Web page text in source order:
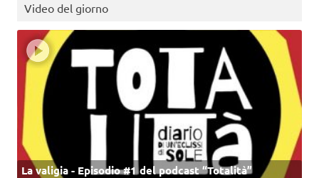
Video del giorno
La valigia - Episodio #1 del podcast “Totalità”